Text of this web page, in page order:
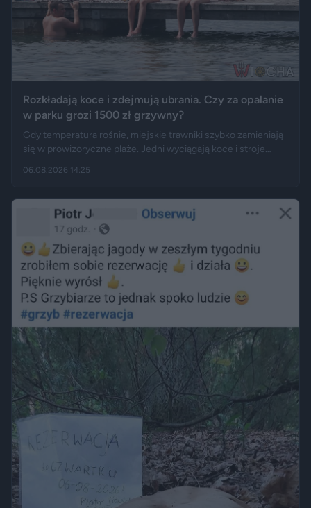
Rozkładają koce i zdejmują ubrania. Czy za opalanie
w parku grozi 1500 zł grzywny?
Gdy temperatura rośnie, miejskie trawniki szybko zamieniają
się w prowizoryczne plaże. Jedni wyciągają koce i stroje
legalne. Jak opisują Gazeta.pl i „Rzeczpospolita”, samo
przez nagość, złamanie regulaminu parku albo zajęcie
trawnika, który nie został przeznaczony do rekreacji.
06.08.2026 14:25